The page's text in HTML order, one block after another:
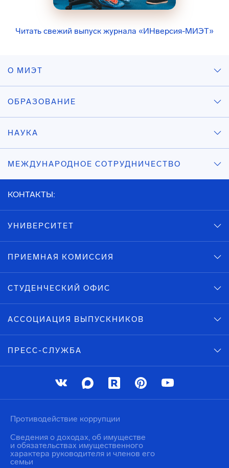
Читать свежий выпуск журнала «ИНверсия-МИЭТ»
О МИЭТ
ОБРАЗОВАНИЕ
НАУКА
МЕЖДУНАРОДНОЕ СОТРУДНИЧЕСТВО
КОНТАКТЫ:
УНИВЕРСИТЕТ
ПРИЕМНАЯ КОМИССИЯ
СТУДЕНЧЕСКИЙ ОФИС
АССОЦИАЦИЯ ВЫПУСКНИКОВ
ПРЕСС-СЛУЖБА
Противодействие коррупции
Сведения о доходах, об имуществе
и обязательствах имущественного
характера руководителя и членов его
семьи